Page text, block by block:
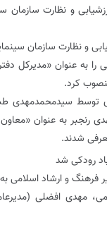
و نظارت
و نظارت سازمان
به عنوان «مدیرکل
کرد.
سیدمحمدمهدی
رنجبر به عنوان «معاون
شدند.
رودکی شد
فرهنگ و ارشاد
مهدی افضلی